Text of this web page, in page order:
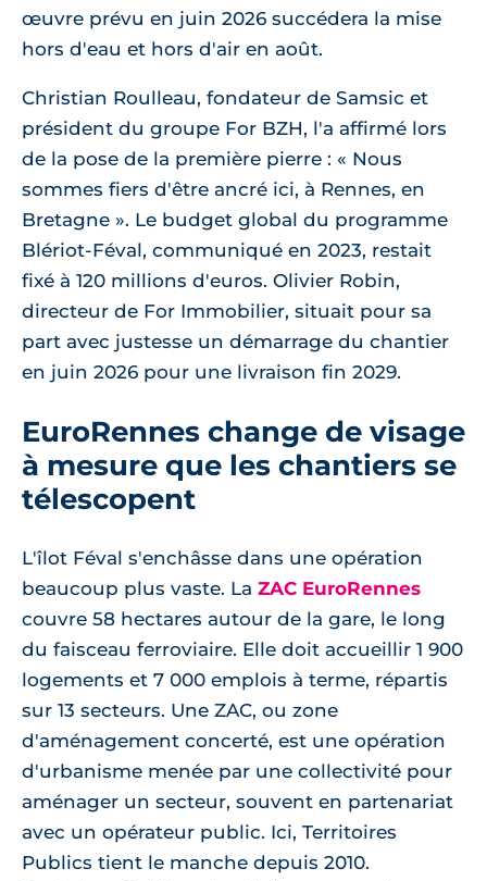
œuvre prévu en juin 2026 succédera la mise
hors d'eau et hors d'air en août.
Christian Roulleau, fondateur de Samsic et
président du groupe For BZH, l'a affirmé lors
de la pose de la première pierre :
Nous
sommes fiers d'être ancré ici, à Rennes, en
Bretagne
. Le budget global du programme
Blériot-Féval, communiqué en 2023, restait
fixé à 120 millions d'euros. Olivier Robin,
directeur de For Immobilier, situait pour sa
part avec justesse un démarrage du chantier
en juin 2026 pour une livraison fin 2029.
EuroRennes change de visage
à mesure que les chantiers se
télescopent
L'îlot Féval s'enchâsse dans une opération
beaucoup plus vaste. La ZAC EuroRennes
couvre 58 hectares autour de la gare, le long
du faisceau ferroviaire. Elle doit accueillir 1 900
logements et 7 000 emplois à terme, répartis
sur 13 secteurs. Une ZAC, ou zone
d'aménagement concerté, est une opération
d'urbanisme menée par une collectivité pour
aménager un secteur, souvent en partenariat
avec un opérateur public. Ici, Territoires
Publics tient le manche depuis 2010.